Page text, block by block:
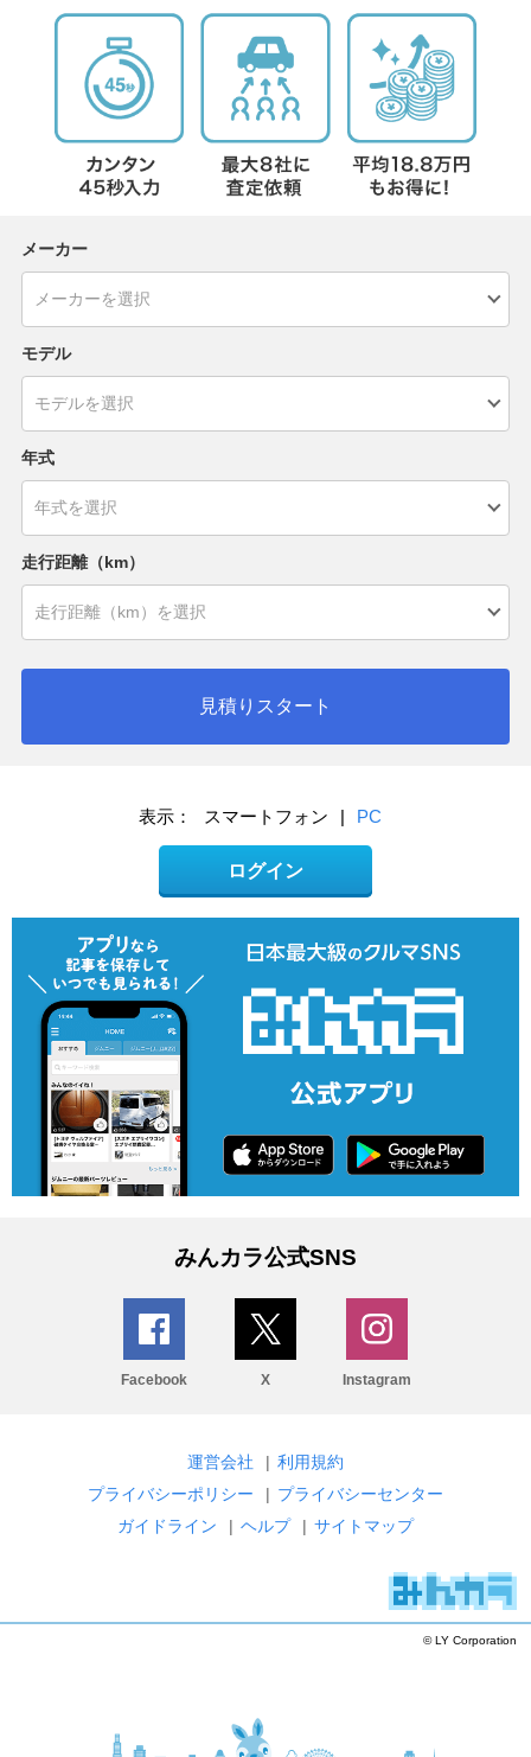
メーカー
モデル
年式
走行距離（km）
見積りスタート
表示： スマートフォン | PC
ログイン
みんカラ公式SNS
Facebook X Instagram
運営会社 | 利用規約
プライバシーポリシー
| プライバシーセンター
ガイドライン
| ヘルプ | サイトマップ
© LY Corporation